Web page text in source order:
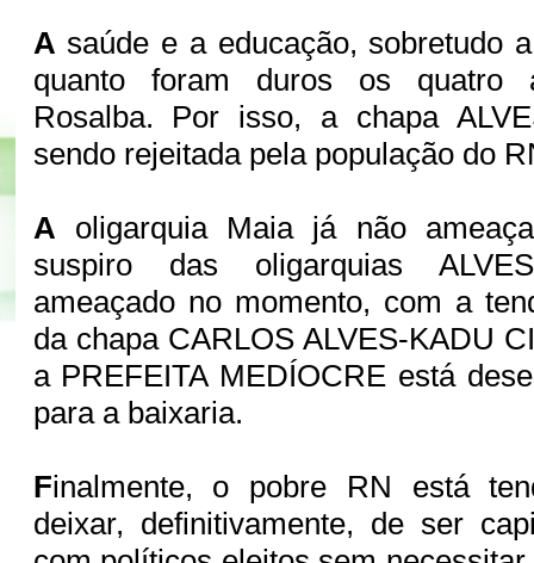
A saúde e a educação, sobretudo
quanto foram duros os quatro
Rosalba. Por isso, a chapa
sendo rejeitada pela população do
A oligarquia Maia já não
suspiro das oligarquias
ameaçado no momento, com a
da chapa CARLOS ALVES-KADU
a PREFEITA MEDÍOCRE está
para a baixaria.
Finalmente, o pobre RN está
deixar, definitivamente, de ser